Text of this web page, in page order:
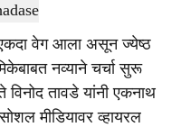
एकदा वेग आला असून ज्येष्ठ
नव्याने चर्चा सुरू
तावडे यांनी एकनाथ
मीडियावर व्हायरल